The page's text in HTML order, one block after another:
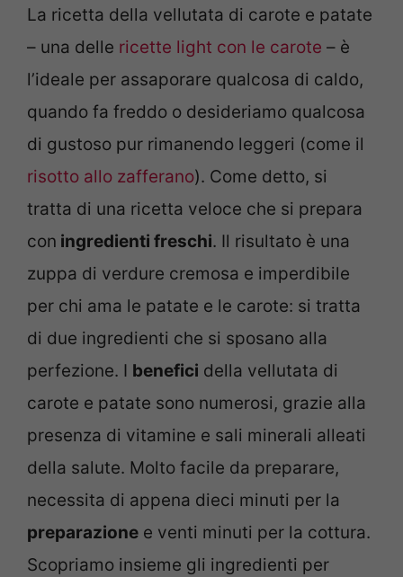
La ricetta della vellutata di carote e patate
– una delle ricette light con le carote – è
l’ideale per assaporare qualcosa di caldo,
quando fa freddo o desideriamo qualcosa
di gustoso pur rimanendo leggeri (come il
risotto allo zafferano). Come detto, si
tratta di una ricetta veloce che si prepara
con ingredienti freschi. Il risultato è una
zuppa di verdure cremosa e imperdibile
per chi ama le patate e le carote: si tratta
di due ingredienti che si sposano alla
perfezione. I benefici della vellutata di
carote e patate sono numerosi, grazie alla
presenza di vitamine e sali minerali alleati
della salute. Molto facile da preparare,
necessita di appena dieci minuti per la
preparazione e venti minuti per la cottura.
Scopriamo insieme gli ingredienti per